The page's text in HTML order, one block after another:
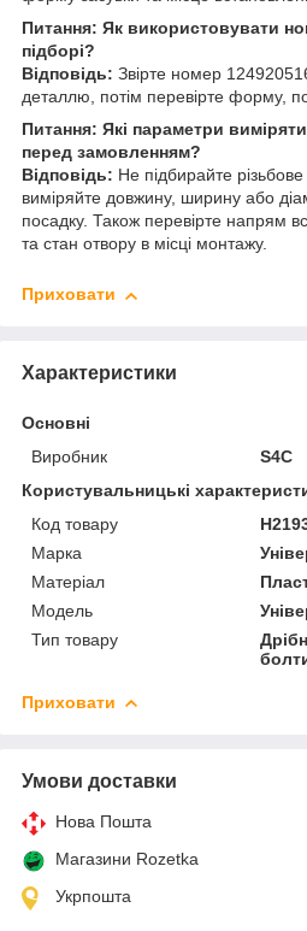
Питання: Як використовувати
підборі?
Відповідь: Звірте номер
деталлю, потім перевірте форму,
Питання: Які параметри
перед замовленням?
Відповідь: Не підбирайте
виміряйте довжину, ширину або
посадку. Також перевірте напрям
та стан отвору в місці монтажу.
Приховати
Характеристики
Основні
Виробник
S4C
Користувальницькі
Код товару
Марка
Матеріал
Мoдель
Тип товару
Приховати
Умови доставки
Нова Пошта
Магазини Rozetka
Укрпошта